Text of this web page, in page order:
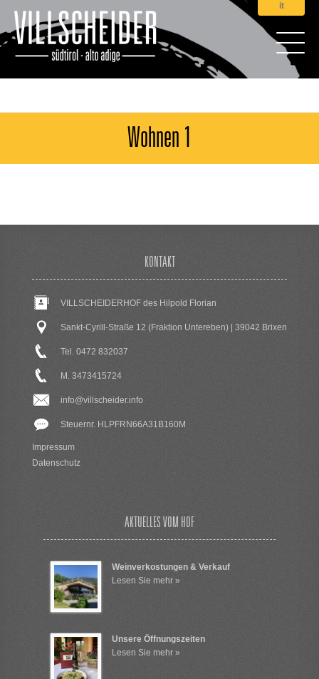
it
Wohnen 1
KONTAKT
VILLSCHEIDERHOF des Hilpold Florian
Sankt-Cyrill-Straße 12 (Fraktion Untereben) | 39042 Brixen
Tel. 0472 832037
M. 3473415724
info@villscheider.info
Steuernr. HLPFRN66A31B160M
Impressum
Datenschutz
AKTUELLES VOM HOF
Weinverkostungen & Verkauf
Lesen Sie mehr »
Unsere Öffnungszeiten
Lesen Sie mehr »